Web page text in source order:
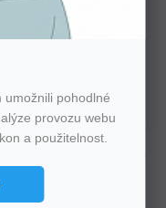
umožnili pohodlné
provozu webu
a použitelnost.
starostí
masivní dřevo. V
dekorů, které